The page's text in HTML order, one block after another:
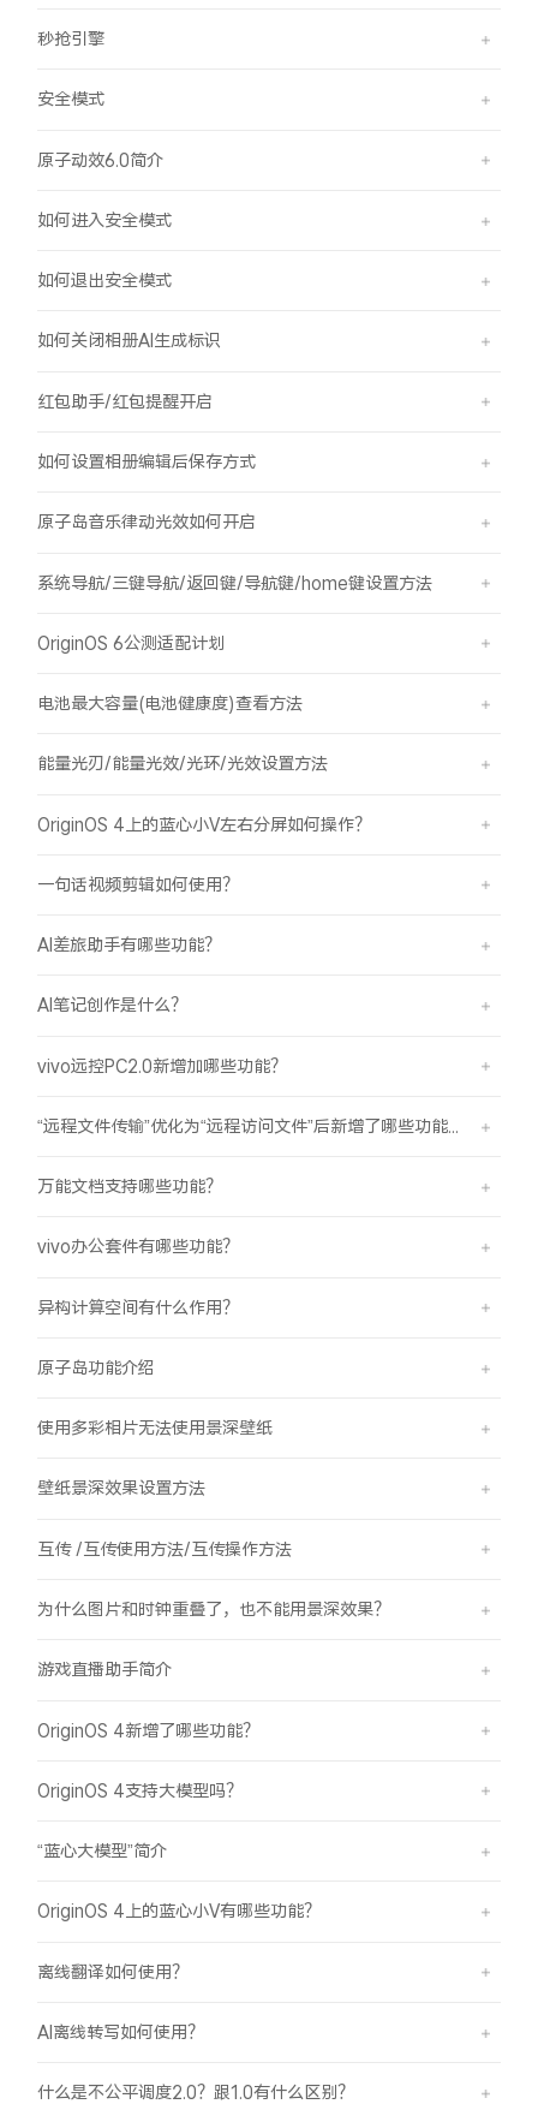
秒抢引擎
安全模式
原子动效6.0简介
如何进入安全模式
如何退出安全模式
如何关闭相册AI生成标识
红包助手/红包提醒开启
如何设置相册编辑后保存方式
原子岛音乐律动光效如何开启
系统导航/三键导航/返回键/导航键/home键设置方法
OriginOS 6公测适配计划
电池最大容量(电池健康度)查看方法
能量光刃/能量光效/光环/光效设置方法
OriginOS 4上的蓝心小V左右分屏如何操作？
一句话视频剪辑如何使用？
AI差旅助手有哪些功能？
AI笔记创作是什么？
vivo远控PC2.0新增加哪些功能？
万能文档支持哪些功能？
vivo办公套件有哪些功能？
异构计算空间有什么作用？
原子岛功能介绍
使用多彩相片无法使用景深壁纸
壁纸景深效果设置方法
互传 /互传使用方法/互传操作方法
为什么图片和时钟重叠了，也不能用景深效果？
游戏直播助手简介
OriginOS 4新增了哪些功能？
OriginOS 4支持大模型吗？
“蓝心大模型”简介
OriginOS 4上的蓝心小V有哪些功能？
离线翻译如何使用？
AI离线转写如何使用？
什么是不公平调度2.0？跟1.0有什么区别？